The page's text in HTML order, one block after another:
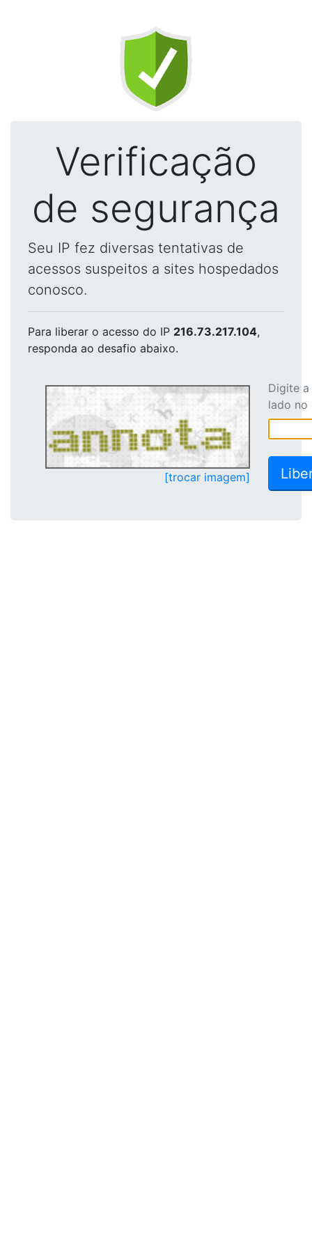
Verificação
de segurança
Seu IP fez diversas tentativas de
acessos suspeitos a sites hospedados
conosco.
Para liberar o acesso do IP 216.73.217.104,
responda ao desafio abaixo.
[trocar imagem]
Digite
lado no